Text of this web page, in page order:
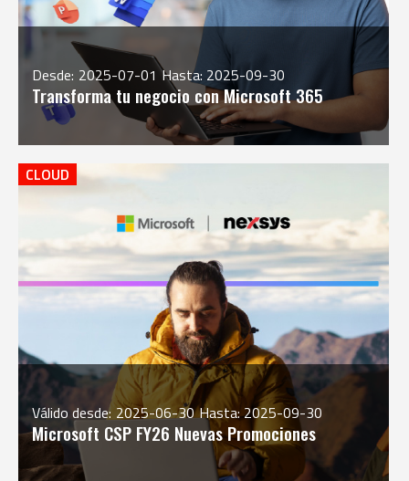
Desde: 2025-07-01 Hasta: 2025-09-30
Transforma tu negocio con Microsoft 365
CLOUD
Válido desde: 2025-06-30 Hasta: 2025-09-30
Microsoft CSP FY26 Nuevas Promociones